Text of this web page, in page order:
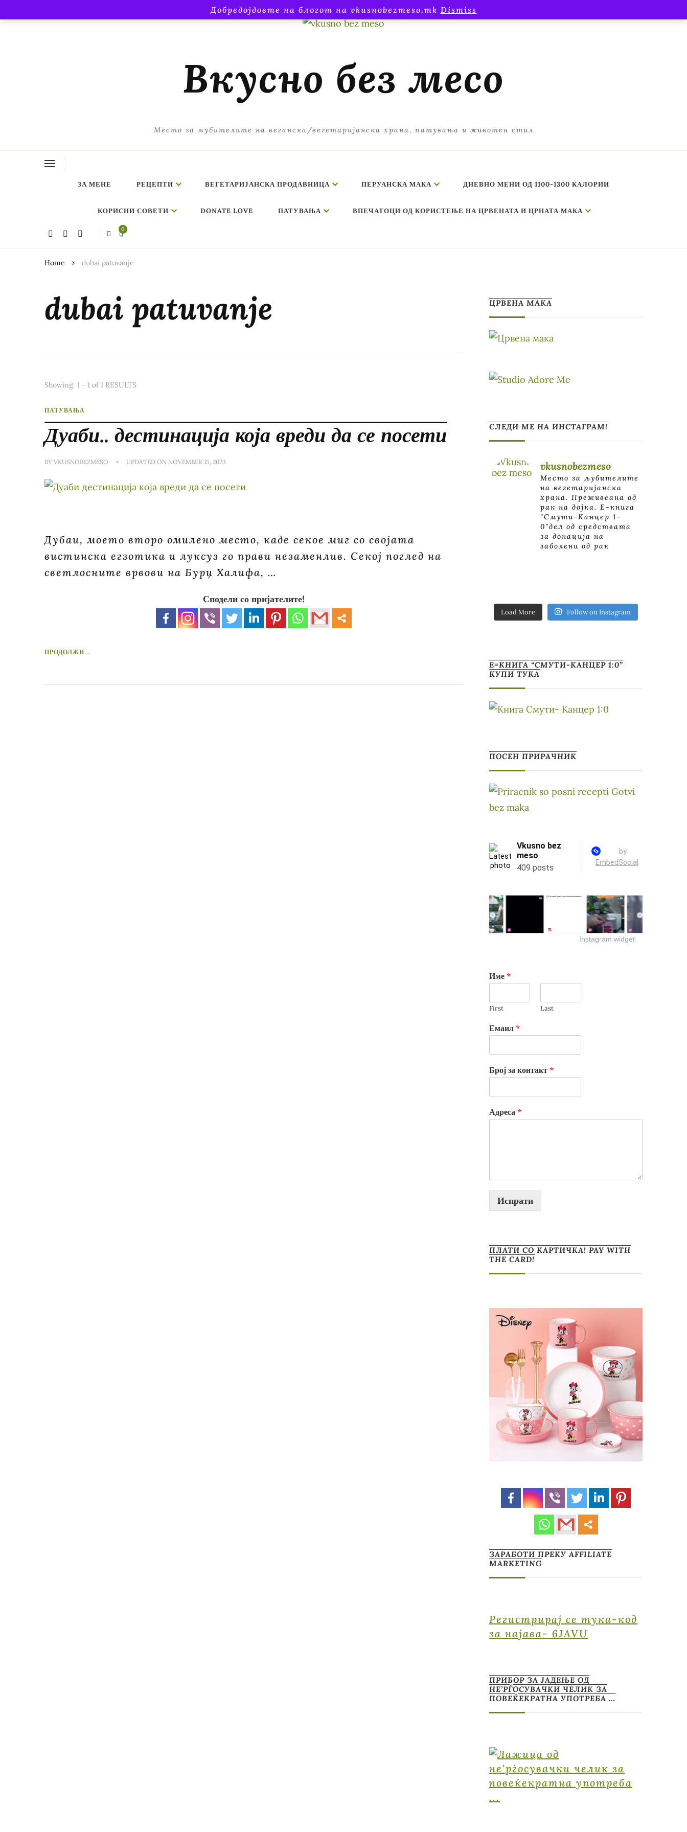
Добредојдовте на блогот на vkusnobezmeso.mk Dismiss
Вкусно без месо
Место за љубителите на веганска/вегетаријанска храна, патувања и животен стил
ЗА МЕНЕ РЕЦЕПТИ ВЕГЕТАРИЈАНСКА ПРОДАВНИЦА ПЕРУАНСКА МАКА ДНЕВНО МЕНИ ОД 1100-1300 КАЛОРИИ
КОРИСНИ СОВЕТИ DONATE LOVE ПАТУВАЊА ВПЕЧАТОЦИ ОД КОРИСТЕЊЕ НА ЦРВЕНАТА И ЦРНАТА МАКА
0
Home dubai patuvanje
dubai patuvanje
Showing: 1 - 1 of 1 RESULTS
ПАТУВАЊА
Дуаби.. дестинација која вреди да се посети
BYVKUSNOBEZMESO UPDATED ON NOVEMBER 15, 2023
Дубаи, моето второ омилено место, каде секое миг со својата
вистинска егзотика и луксуз го прави незаменлив. Секој поглед на
светлосните врвови на Бурџ Халифа, …
Сподели со пријателите!
ПРОДОЛЖИ...
ЦРВЕНА МАКА
СЛЕДИ МЕ НА ИНСТАГРАМ!
vkusnobezmeso
Место за љубителите
на вегетаријанска
храна. Преживеана од
рак на дојка. E-книга
"Смути-Канцер 1-
0"дел од средствата
за донација на
заболени од рак
Load More Follow on Instagram
Е=КНИГА “СМУТИ-КАНЦЕР 1:0”
КУПИ ТУКА
ПОСЕН ПРИРАЧНИК
Instagram widget
Име *
First Last
Емаил *
Број за контакт *
Адреса *
Испрати
ПЛАТИ СО КАРТИЧКА! PAY WITH
THE CARD!
ЗАРАБОТИ ПРЕКУ AFFILIATE
MARKETING
Регистрирај се тука-код
за најава- 6JAVU
ПРИБОР ЗА ЈАДЕЊЕ ОД
НЕ’РЃОСУВАЧКИ ЧЕЛИК ЗА
ПОВЕЌЕКРАТНА УПОТРЕБА …